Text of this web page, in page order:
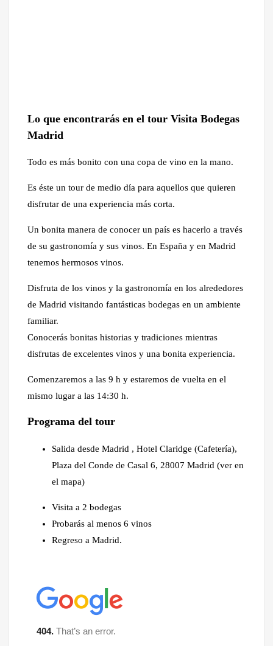
Lo que encontrarás en el tour Visita Bodegas
Madrid
Todo es más bonito con una copa de vino en la mano.
Es éste un tour de medio día para aquellos que quieren
disfrutar de una experiencia más corta.
Un bonita manera de conocer un país es hacerlo a través
de su gastronomía y sus vinos. En España y en Madrid
tenemos hermosos vinos.
Disfruta de los vinos y la gastronomía en los alrededores
de Madrid visitando fantásticas bodegas en un ambiente
familiar.
Conocerás bonitas historias y tradiciones mientras
disfrutas de excelentes vinos y una bonita experiencia.
Comenzaremos a las 9 h y estaremos de vuelta en el
mismo lugar a las 14:30 h.
Programa del tour
Salida desde Madrid , Hotel Claridge (Cafetería),
Plaza del Conde de Casal 6, 28007 Madrid (ver en
el mapa)
Visita a 2 bodegas
Probarás al menos 6 vinos
Regreso a Madrid.